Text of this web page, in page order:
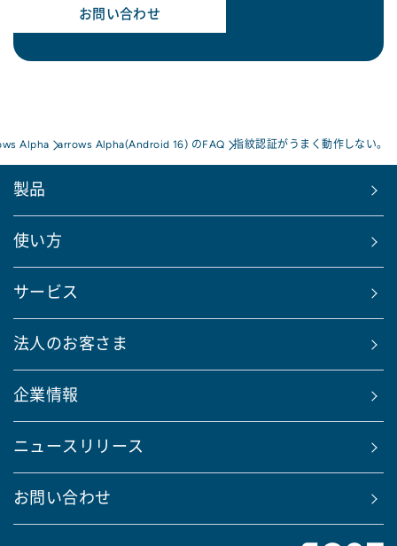
お問い合わせ
Alpha arrows Alpha(Android 16) のFAQ 指紋認証がうまく動作しない。
製品
使い方
サービス
法人のお客さま
企業情報
ニュースリリース
お問い合わせ